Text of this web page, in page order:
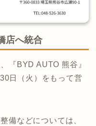
店へ統合
『BYD AUTO 熊谷』
日（火）をもって営
備などについては、